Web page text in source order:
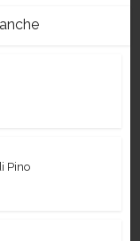
Pino